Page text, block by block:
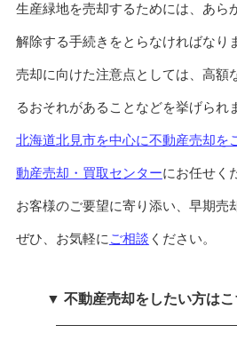
生産緑地を売却するためには、あら
解除する手続きをとらなければなり
売却に向けた注意点としては、高額
るおそれがあることなどを挙げられ
北海道北見市を中心に不動産売却を
動産売却・買取センターにお任せく
お客様のご要望に寄り添い、早期売
ぜひ、お気軽にご相談 ください。
▼ 不動産売却をしたい方は